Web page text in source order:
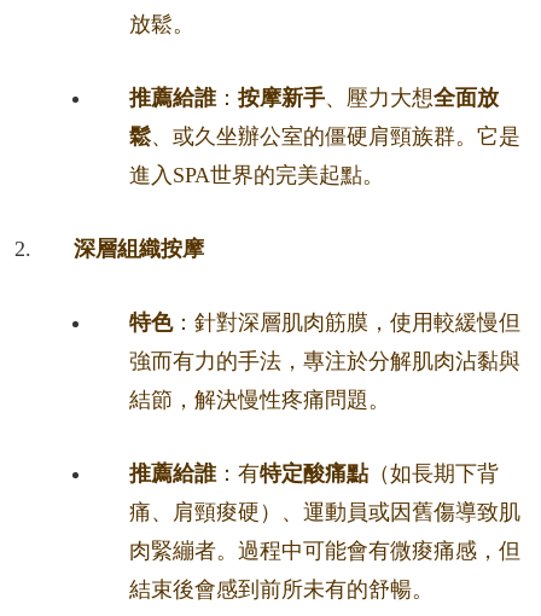
放鬆。
推薦給誰： 按摩新手、壓力大想全面放
鬆、或久坐辦公室的僵硬肩頸族群。它是
進入SPA世界的完美起點。
深層組織按摩
特色：針對深層肌肉筋膜，使用較緩慢但
強而有力的手法，專注於分解肌肉沾黏與
結節，解決慢性疼痛問題。
推薦給誰：有特定酸痛點（如長期下背
痛、肩頸痠硬）、運動員或因舊傷導致肌
肉緊繃者。過程中可能會有微痠痛感，但
結束後會感到前所未有的舒暢。